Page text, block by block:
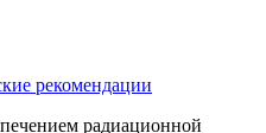
рекомендации
радиационной